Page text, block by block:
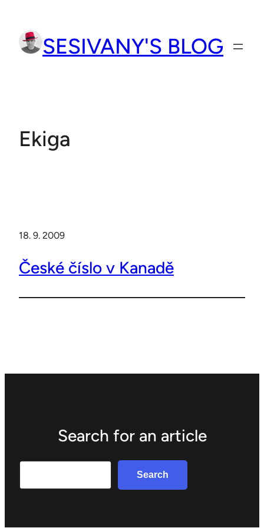
obsah
SESIVANY'S BLOG
Ekiga
18. 9. 2009
České číslo v Kanadě
Search for an article
Search